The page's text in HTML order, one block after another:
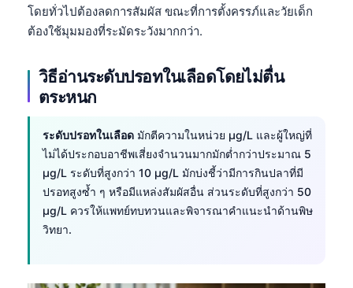
โดยทั่วไปต้องลดการสัมผัส ขณะที่การตั้งครรภ์และวัยเด็ก
ต้องใช้มุมมองที่ระมัดระวังมากกว่า.
วิธีอ่านระดับปรอทในเลือดโดยไม่ตื่น
ตระหนก
ระดับปรอทในเลือด มักตีความในหน่วย µg/L และผู้ใหญ่ที่
ไม่ได้ประกอบอาชีพเสี่ยงจำนวนมากมักต่ำกว่าประมาณ 5
µg/L ระดับที่สูงกว่า 10 µg/L มักบ่งชี้ว่ามีการกินปลาที่มี
ปรอทสูงซ้ำ ๆ หรือมีแหล่งสัมผัสอื่น ส่วนระดับที่สูงกว่า 50
µg/L ควรให้แพทย์ทบทวนและพิจารณาคำแนะนำด้านพิษ
วิทยา.